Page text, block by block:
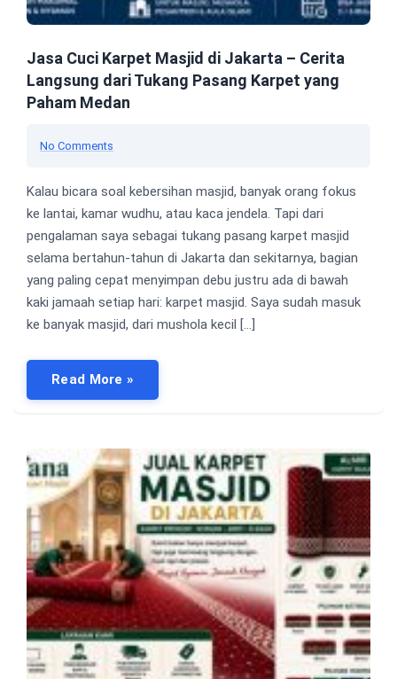
Jasa Cuci Karpet Masjid di Jakarta – Cerita
Langsung dari Tukang Pasang Karpet yang
Paham Medan
No Comments
Kalau bicara soal kebersihan masjid, banyak orang fokus
ke lantai, kamar wudhu, atau kaca jendela. Tapi dari
pengalaman saya sebagai tukang pasang karpet masjid
selama bertahun-tahun di Jakarta dan sekitarnya, bagian
yang paling cepat menyimpan debu justru ada di bawah
kaki jamaah setiap hari: karpet masjid. Saya sudah masuk
ke banyak masjid, dari mushola kecil […]
Read More »